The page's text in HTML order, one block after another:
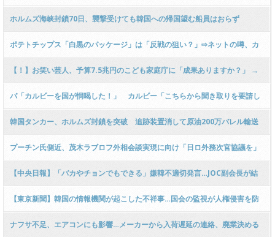
全否定「うねりすごく波高は）実際には3～5メートルあった！」ｗｗｗｗｗ
ｗｗｗｗｗｗｗｗｗｗｗｗ
ホルムズ海峡封鎖70日、襲撃受けても韓国への帰国望む船員はおらず
ポテトチップス「白黒のパッケージ」は「反戦の狙い？」⇨ネットの噂、カ
ルビーに聞いた
【！】お笑い芸人、予算7.5兆円のこども家庭庁に「成果ありますか？」 →
三原じゅん子元大臣「•••」 → 笑「何も成果は無いって事？」 → 三「真摯に
受け止める…」
パ「カルビーを国が恫喝した！」 カルビー「こちらから聞き取りを要請し
ました」
韓国タンカー、ホルムズ封鎖を突破 追跡装置消して原油200万バレル輸送
プーチン氏側近、茂木ラブロフ外相会談実現に向け「日ロ外務次官協議を」
鈴木宗男氏に提案「安倍プーチン時代のレベルに戻す」
【中央日報】「バカやチョンでもできる」嫌韓不適切発言…JOC副会長が結
局辞任 [Ikhtiandr★]
【東京新聞】韓国の情報機関が起こした不祥事…国会の監視が人権侵害を防
ぐ 高市政権は「国家情報会議」の教訓に
ナフサ不足、エアコンにも影響…メーカーから入荷遅延の連絡、廃業決める